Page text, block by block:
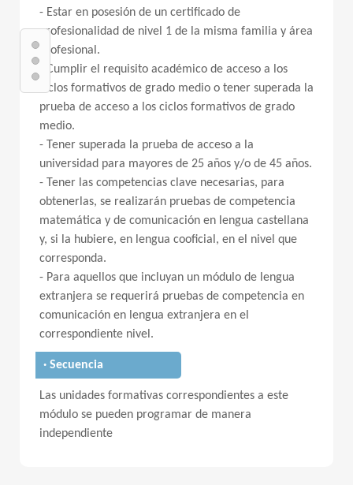
- Estar en posesión de un certificado de
profesionalidad de nivel 1 de la misma familia y área
profesional.
- Cumplir el requisito académico de acceso a los
ciclos formativos de grado medio o tener superada la
prueba de acceso a los ciclos formativos de grado
medio.
- Tener superada la prueba de acceso a la
universidad para mayores de 25 años y/o de 45 años.
- Tener las competencias clave necesarias, para
obtenerlas, se realizarán pruebas de competencia
matemática y de comunicación en lengua castellana
y, si la hubiere, en lengua cooficial, en el nivel que
corresponda.
- Para aquellos que incluyan un módulo de lengua
extranjera se requerirá pruebas de competencia en
comunicación en lengua extranjera en el
correspondiente nivel.
· Secuencia
Las unidades formativas correspondientes a este
módulo se pueden programar de manera
independiente